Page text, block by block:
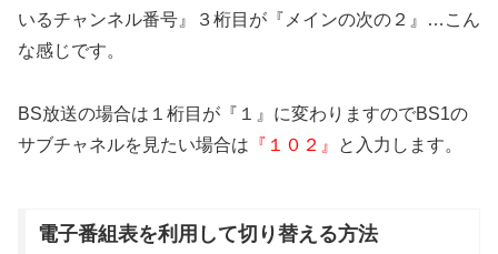
いるチャンネル番号』３桁目が『メインの次の２』…こん
な感じです。
BS放送の場合は１桁目が『１』に変わりますのでBS1の
サブチャネルを見たい場合は 『１０２』 と入力します。
電子番組表を利用して切り替える方法